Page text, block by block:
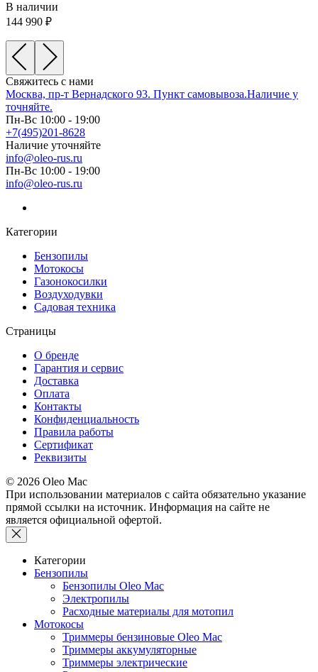
В наличии
144 990
Свяжитесь с нами
Москва, пр-т Вернадского 93. Пункт самовывоза.Наличие у
точняйте.
Пн-Вс 10:00 - 19:00
+7(495)201-8628
Наличие уточняйте
info@oleo-rus.ru
Пн-Вс 10:00 - 19:00
info@oleo-rus.ru
Категории
Бензопилы
Мотокосы
Газонокосилки
Воздуходувки
Садовая техника
Страницы
О бренде
Гарантия и сервис
Доставка
Оплата
Контакты
Конфиденциальность
Правила работы
Сертификат
Реквизиты
© 2026 Oleo Mac
При использовании материалов с сайта обязательно указание
прямой ссылки на источник. Информация на сайте не
является официальной офертой.
Категории
Бензопилы
Бензопилы Oleo Mac
Электропилы
Расходные материалы для мотопил
Мотокосы
Триммеры бензиновые Oleo Mac
Триммеры аккумуляторные
Триммеры электрические